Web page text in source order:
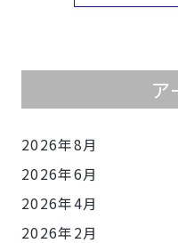
ア
2026年8月
2026年6月
2026年4月
2026年2月